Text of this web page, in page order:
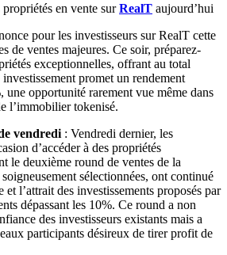
en vente surRealT aujourd’hui
pour les investisseurs sur RealT cette
de ventes majeures. Ce soir, préparez-
exceptionnelles, offrant au total
promet un rendement
une opportunité rarement vue même dans
l’immobilier tokenisé.
vendredi : Vendredi dernier, les
d’accéder à des propriétés
le deuxième round de ventes de la
sélectionnées, ont continué
et l’attrait des investissements proposés par
dépassant les 10%. Ce round a non
des investisseurs existants mais a
participants désireux de tirer profit de